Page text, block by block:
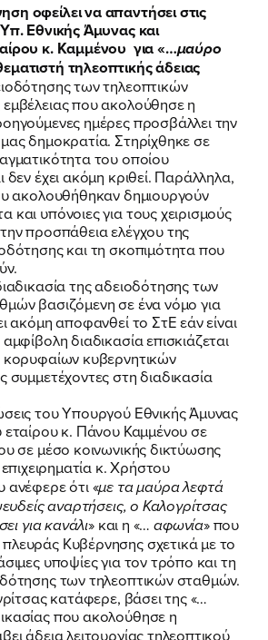
οφείλει να απαντήσει στις
Εθνικής Άμυνας και
κ. Καμμένου για «…μαύρο
τηλεοπτικής άδειας
των τηλεοπτικών
που ακολούθησε η
ημέρες προσβάλλει την
δημοκρατία. Στηρίχθηκε σε
του οποίου
δεν έχει ακόμη κριθεί. Παράλληλα,
ακολουθήθηκαν δημιουργούν
και υπόνοιες για τους χειρισμούς
προσπάθεια ελέγχου της
και τη σκοπιμότητα που
της αδειοδότησης των
βασιζόμενη σε ένα νόμο για
ακόμη αποφανθεί το ΣτΕ εάν είναι
διαδικασία επισκιάζεται
κορυφαίων κυβερνητικών
συμμετέχοντες στη διαδικασία
του Υπουργού Εθνικής Άμυνας
εταίρου κ. Πάνου Καμμένου σε
σε μέσο κοινωνικής δικτύωσης
κ. Χρήστου
ανέφερε ότι «με τα μαύρα λεφτά
αναρτήσεις, ο Καλογρίτσας
για κανάλι» και η «…αφωνία» που
Κυβέρνησης σχετικά με το
υποψίες για τον τρόπο και τη
των τηλεοπτικών σταθμών.
κατάφερε, βάσει της «…
που ακολούθησε η
άδεια λειτουργίας τηλεοπτικού